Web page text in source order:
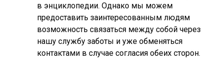
в энциклопедии. Однако мы можем
предоставить заинтересованным людям
возможность связаться между собой через
нашу службу заботы и уже обменяться
контактами в случае согласия обеих сторон.